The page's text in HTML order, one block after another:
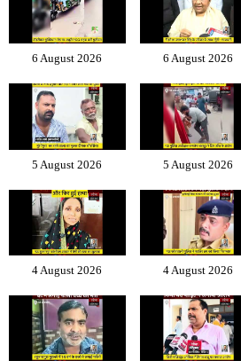
6 August 2026 6 August 2026
5 August 2026 5 August 2026
4 August 2026 4 August 2026